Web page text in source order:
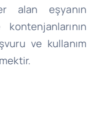
alan eşyanın
ve kullanım